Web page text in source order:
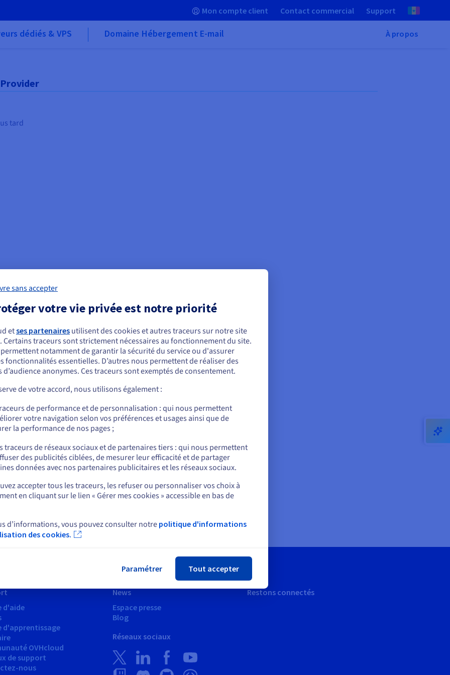
Mon compte client Contact commercial Support
dédiés & VPS Domaine Hébergement E-mail À propos
tard
d'aide
d'apprentissage
OVHcloud
de support
nous
News
Espace presse
Blog
Réseaux sociaux
Restons connectés
semblez être localisé en États-Unis.
commander, rendez-vous sur le site de votre pays (États-Unis) et créez un
us.ovhcloud.com/network Anglais USD - $
ou
sur le site actuel
un autre site web
sans accepter
votre vie privée est notre priorité
etses partenaires utilisent des cookies et autres traceurs sur notre site
Certains traceurs sont strictement nécessaires au fonctionnement du site.
notamment de garantir la sécurité du service ou d'assurer
fonctionnalités essentielles. D’autres nous permettent de réaliser des
d’audience anonymes. Ces traceurs sont exemptés de consentement.
de votre accord, nous utilisons également :
de performance et de personnalisation : qui nous permettent
votre navigation selon vos préférences et usages ainsi que de
la performance de nos pages ;
traceurs de réseaux sociaux et de partenaires tiers : qui nous permettent
des publicités ciblées, de mesurer leur efficacité et de partager
données avec nos partenaires publicitaires et les réseaux sociaux.
accepter tous les traceurs, les refuser ou personnaliser vos choix à
en cliquant sur le lien « Gérer mes cookies » accessible en bas de
d’informations, vous pouvez consulter notre politique d'informations
des cookies.
Paramétrer Tout accepter